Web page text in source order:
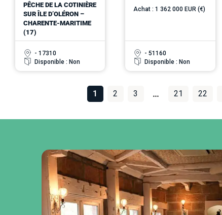
PÊCHE DE LA COTINIÈRE
SUR ÎLE D’OLÉRON –
CHARENTE-MARITIME
(17)
- 17310
Disponible : Non
Achat : 1 362 000 EUR (€)
- 51160
Disponible : Non
1 2 3 … 21 22